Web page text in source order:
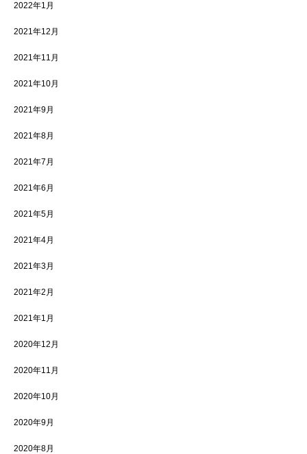
2022年1月
2021年12月
2021年11月
2021年10月
2021年9月
2021年8月
2021年7月
2021年6月
2021年5月
2021年4月
2021年3月
2021年2月
2021年1月
2020年12月
2020年11月
2020年10月
2020年9月
2020年8月